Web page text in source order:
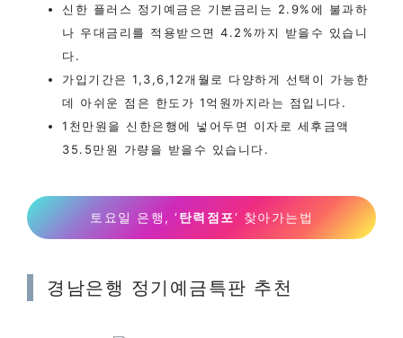
신한 플러스 정기예금은 기본금리는 2.9%에 불과하
나 우대금리를 적용받으면 4.2%까지 받을수 있습니
다.
가입기간은 1,3,6,12개월로 다양하게 선택이 가능한
데 아쉬운 점은 한도가 1억원까지라는 점입니다.
1천만원을 신한은행에 넣어두면 이자로 세후금액
35.5만원 가량을 받을수 있습니다.
토요일 은행, ‘탄력점포‘ 찾아가는법
경남은행 정기예금특판 추천